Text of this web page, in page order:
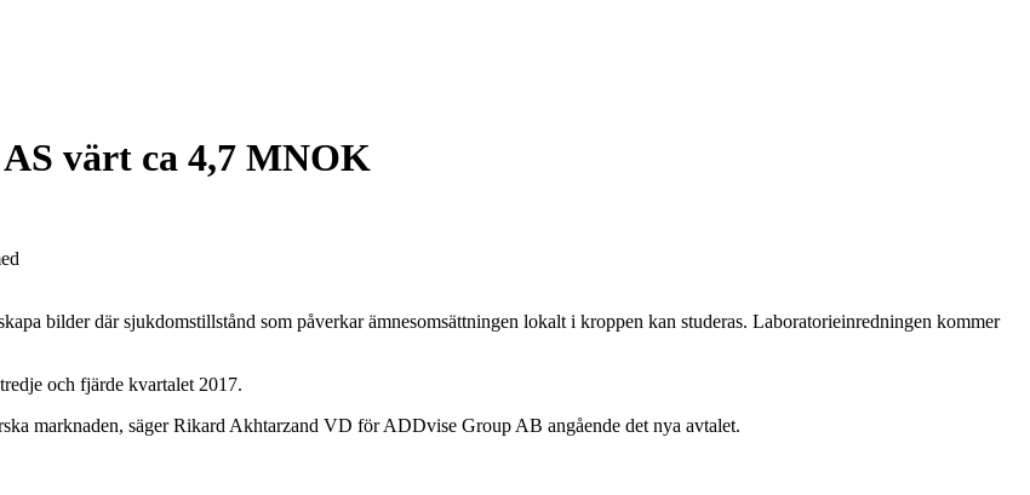
värt ca 4,7 MNOK
bilder där sjukdomstillstånd som påverkar ämnesomsättningen lokalt i kroppen kan studeras. Laboratorieinredningen kommer
och fjärde kvartalet 2017.
marknaden, säger Rikard Akhtarzand VD för ADDvise Group AB angående det nya avtalet.